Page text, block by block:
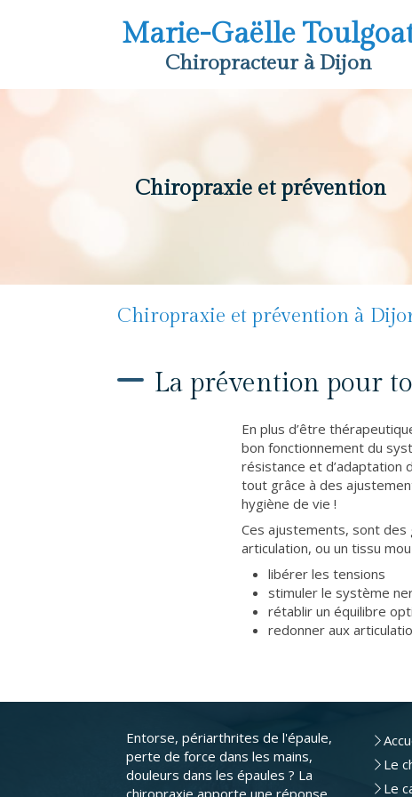
Marie-Gaëlle
Chiropracteur à Dijon
Chiropraxie et prévention
Chiropraxie et prévention à
La prévention pour
En plus d’être
bon fonctionnement du
résistance et d’adaptation
tout grâce à des
hygiène de vie !
Ces ajustements, sont
articulation, ou un tissu
libérer les tensions
stimuler le système
rétablir un équilibre
redonner aux
Entorse, périarthrites de l'épaule,
perte de force dans les mains,
douleurs dans les épaules ? La
chiropraxie apporte une réponse
Le
Le